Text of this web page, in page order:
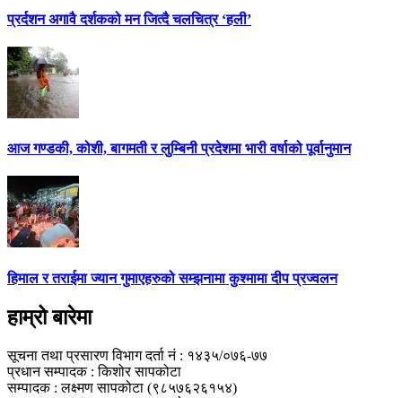
प्रर्दशन अगावै दर्शकको मन जित्दै चलचित्र ‘हली’
आज गण्डकी, कोशी, बागमती र लुम्बिनी प्रदेशमा भारी वर्षाको पूर्वानुमान
हिमाल र तराईमा ज्यान गुमाएहरुको सम्झनामा कुश्मामा दीप प्रज्वलन
हाम्रो बारेमा
सूचना तथा प्रसारण विभाग दर्ता नं : १४३५/०७६-७७
प्रधान सम्पादक : किशोर सापकोटा
सम्पादक : लक्ष्मण सापकोटा (९८५७६२६१५४)